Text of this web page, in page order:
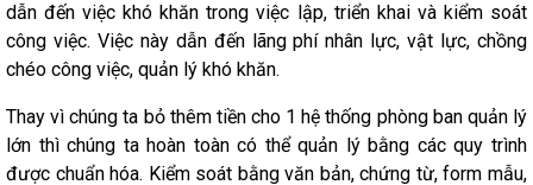
dẫn đến việc khó khăn trong việc lập, triển khai và kiểm soát
công việc. Việc này dẫn đến lãng phí nhân lực, vật lực, chồng
chéo công việc, quản lý khó khăn.
Thay vì chúng ta bỏ thêm tiền cho 1 hệ thống phòng ban quản lý
lớn thì chúng ta hoàn toàn có thể quản lý bằng các quy trình
được chuẩn hóa. Kiểm soát bằng văn bản, chứng từ, form mẫu,